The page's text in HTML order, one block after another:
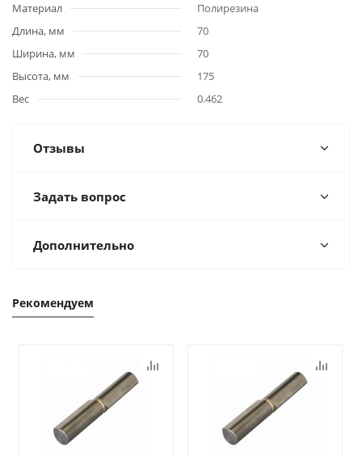
Материал
Полирезина
Длина, мм
70
Ширина, мм
70
Высота, мм
175
Вес
0.462
Отзывы
Задать вопрос
Дополнительно
Рекомендуем